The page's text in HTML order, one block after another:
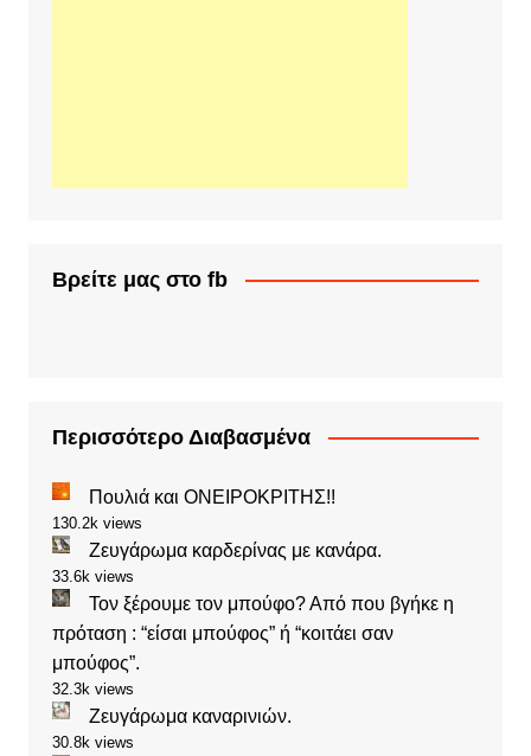
Βρείτε μας στο fb
Περισσότερο Διαβασμένα
Πουλιά και ΟΝΕΙΡΟΚΡΙΤΗΣ!!
130.2k views
Ζευγάρωμα καρδερίνας με κανάρα.
33.6k views
Τον ξέρουμε τον μπούφο? Από που βγήκε η
πρόταση : “είσαι μπούφος” ή “κοιτάει σαν
μπούφος”.
32.3k views
Ζευγάρωμα καναρινιών.
30.8k views